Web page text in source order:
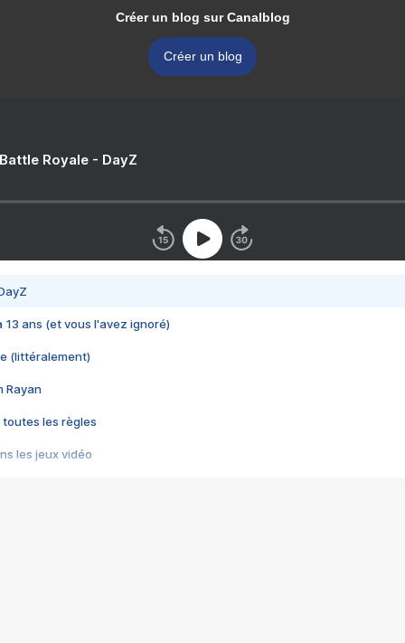
Créer un blog sur Canalblog
Créer un blog
Royale - DayZ
13 ans (et vous l'avez ignoré)
(littéralement)
Rayan
toutes les règles
les jeux vidéo